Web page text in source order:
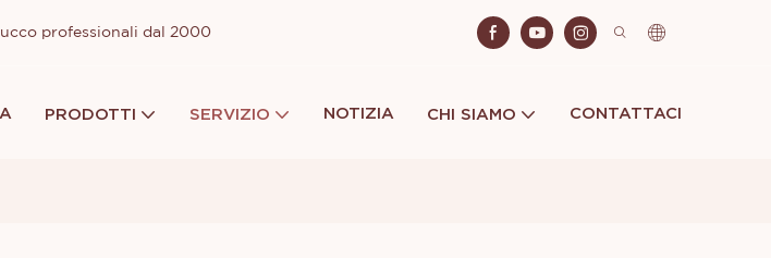
professionali dal 2000
PRODOTTI SERVIZIO NOTIZIA CHI SIAMO CONTATTACI